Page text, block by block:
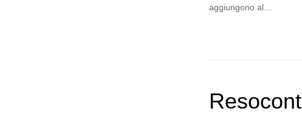
aggiungono al…